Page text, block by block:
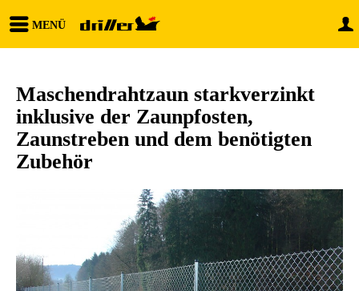
MENÜ
Maschendrahtzaun starkverzinkt
inklusive der Zaunpfosten,
Zaunstreben und dem benötigten
Zubehör